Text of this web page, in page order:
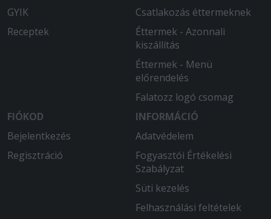
GYIK
Receptek
Csatlakozás éttermeknek
Éttermek - Azonnali
kiszállítás
Éttermek - Menü
előrendelés
Falatozz logó csomag
FIÓKOD
Bejelentkezés
Regisztráció
INFORMÁCIÓ
Adatvédelem
Fogyasztói Értékelési
Szabályzat
Süti kezelés
Felhasználási feltételek